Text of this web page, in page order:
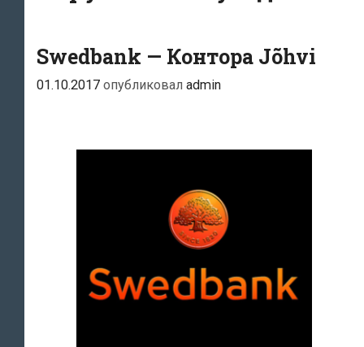
Swedbank — Контора Jõhvi
01.10.2017 опубликовал admin